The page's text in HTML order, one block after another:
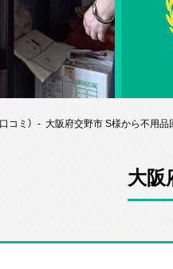
コミ） 大阪府交野市 S様から不用品
大阪